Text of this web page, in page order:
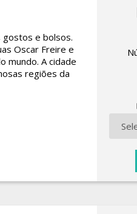
gostos e bolsos.
Oscar Freire e
mundo. A cidade
regiões da